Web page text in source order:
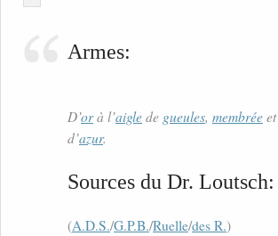
Armes:
D’orà l’aiglede gueules, membréeet
d’azur.
Sources du Dr. Loutsch:
(A.D.S./G.P.B./Ruelle/des R.)